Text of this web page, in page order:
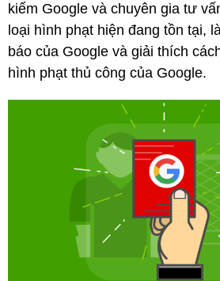
kiếm Google và chuyên gia tư
loại hình phạt hiện đang tồn tại,
báo của Google và giải thích
hình phạt thủ công của Google.